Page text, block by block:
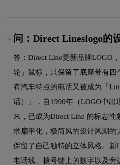
4. 问：Direct Lineslogo的
答：Direct Line更新品牌LOGO
轮」鼠标，只保留了底座带有
有汽车特点的电话又被成为「
话）」，自1990年（LOGO中出
来，已成为Direct Line 的标志性
求扁平化，极简风的设计风潮的
保留了自己独特的立体风格。新
电话线、拨号键上的数字以及